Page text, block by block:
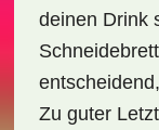
deinen Drink
Schneidebrett
Zu guter